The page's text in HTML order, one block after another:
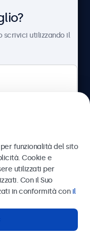
si attiva la
con HDMI,
scrivici utilizzando il
funzionalità del sito
Cookie e
utilizzati per
Con il Suo
in conformità con il